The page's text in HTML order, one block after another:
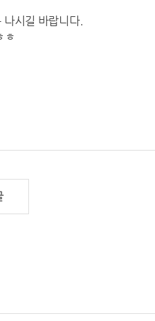
나시길 바랍니다.
ㅎ